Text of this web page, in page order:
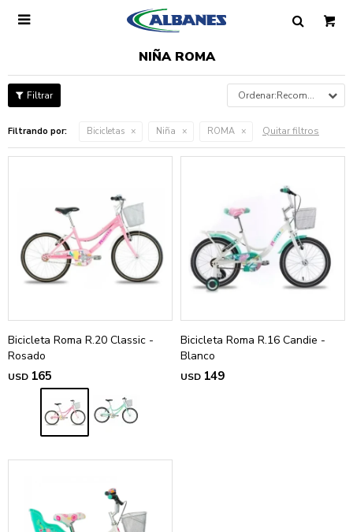

NIÑA ROMA
Recomendados
Filtrando por: Bicicletas Niña ROMA Quitar filtros
Bicicleta Roma R.20 Classic -
Rosado
USD 165
Bicicleta Roma R.16 Candie -
Blanco
USD 149